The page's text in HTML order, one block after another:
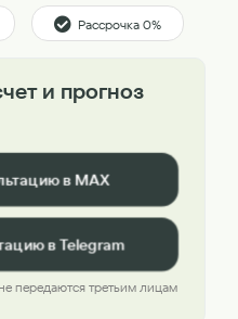
Рассрочка 0%
и прогноз
в MAX
в Telegram
передаются третьим лицам